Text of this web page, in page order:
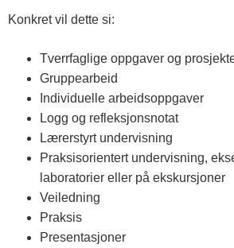
Konkret vil dette si:
Tverrfaglige oppgaver og
Gruppearbeid
Individuelle arbeidsoppgaver
Logg og refleksjonsnotat
Lærerstyrt undervisning
Praksisorientert undervisning,
laboratorier eller på ekskursjoner
Veiledning
Praksis
Presentasjoner